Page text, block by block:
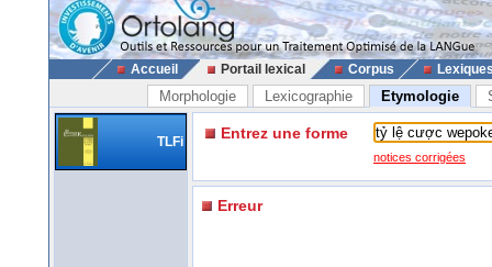
Accueil Portail lexical Corpus
Morphologie Lexicographie Etymologie
TLFi Entrez une forme
notices corrigées
Erreur